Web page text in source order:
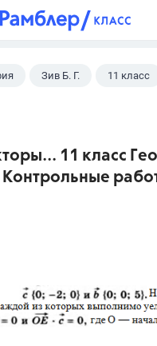
Зив Б. Г. 11 класс
11 класс
Контрольные